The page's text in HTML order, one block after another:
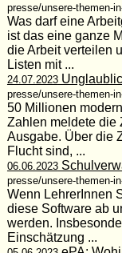
presse/unsere-themen-
Was darf eine
ist das eine ganze
die Arbeit verteilen
Listen mit ...
24.07.2023
presse/unsere-themen-
50 Millionen
Zahlen meldete die
Ausgabe. Über die
Flucht sind, ...
06.06.2023
presse/unsere-themen-
Wenn LehrerInnen
diese Software ab
werden.
Einschätzung ...